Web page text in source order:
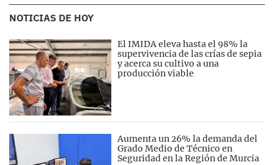
NOTICIAS DE HOY
El IMIDA eleva hasta el 98% la
supervivencia de las crías de sepia
y acerca su cultivo a una
producción viable
Aumenta un 26% la demanda del
Grado Medio de Técnico en
Seguridad en la Región de Murcia